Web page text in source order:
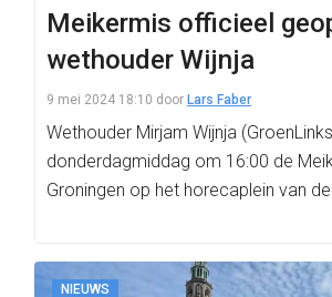
Meikermis officieel
wethouder Wijnja
9 mei 2024 18:10 door Lars Faber
Wethouder Mirjam Wijnja
donderdagmiddag om 16:00 de
Groningen op het horecaplein van
NIEUWS